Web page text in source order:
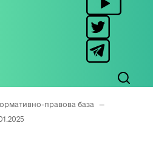
правова база
—